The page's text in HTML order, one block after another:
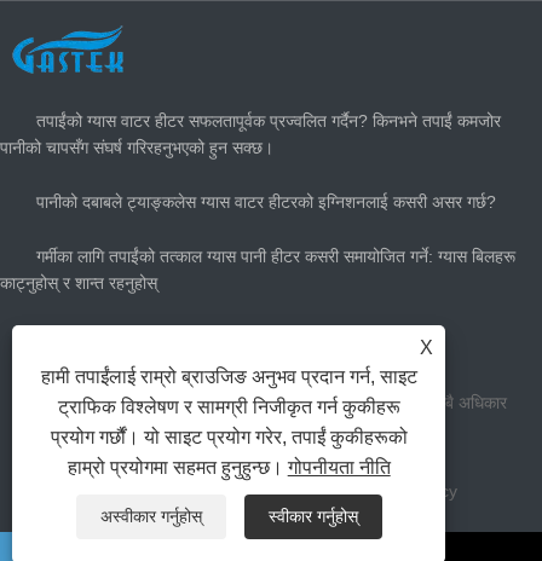
ताजा खबर
तपाईंको ग्यास वाटर हीटर सफलतापूर्वक प्रज्वलित गर्दैन? किनभने तपाईं कमजोर
पानीको चापसँग संघर्ष गरिरहनुभएको हुन सक्छ।
पानीको दबाबले ट्याङ्कलेस ग्यास वाटर हीटरको इग्निशनलाई कसरी असर गर्छ?
गर्मीका लागि तपाईंको तत्काल ग्यास पानी हीटर कसरी समायोजित गर्ने: ग्यास बिलहरू
काट्नुहोस् र शान्त रहनुहोस्
प्रतिलिपि अधिकार जियो ong ्गसुन घर उपकरण उपकरण सीमित सबै अधिकार
सुरक्षित।
RSS XML Privacy Policy
X
हामी तपाईंलाई राम्रो ब्राउजिङ अनुभव प्रदान गर्न, साइट
ट्राफिक विश्लेषण र सामग्री निजीकृत गर्न कुकीहरू
प्रयोग गर्छौं। यो साइट प्रयोग गरेर, तपाईं कुकीहरूको
हाम्रो प्रयोगमा सहमत हुनुहुन्छ।गोपनीयता नीति
अस्वीकार गर्नुहोस् स्वीकार गर्नुहोस्